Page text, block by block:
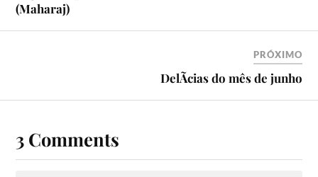
(Maharaj)
PRÓXIMO
DelÃ­cias do mês de junho
3 Comments